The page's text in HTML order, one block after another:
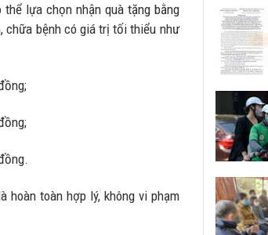
lựa chọn nhận quà tặng bằng
chữa bệnh có giá trị tối thiểu như
hoàn toàn hợp lý, không vi phạm